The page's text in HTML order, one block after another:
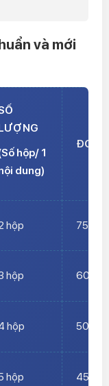
và mới
hộp/ 1
dung)
ĐƠN
hộp
hộp
hộp
hộp